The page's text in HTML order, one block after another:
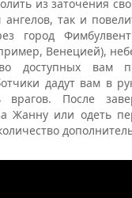
из заточения
ангелов, так и
город
Венецией),
доступных вам
дадут вам в
врагов. После
Жанну или одеть